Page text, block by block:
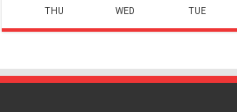
TUE
WED
THU